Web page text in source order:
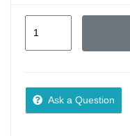
Jumali
Dkk
Ask a Question